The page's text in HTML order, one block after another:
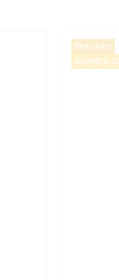
Bestseller
SUMMER -